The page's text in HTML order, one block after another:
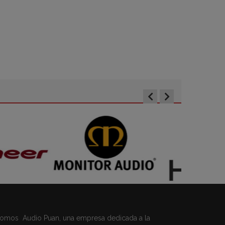
Audio Puan, una empresa dedicada a la